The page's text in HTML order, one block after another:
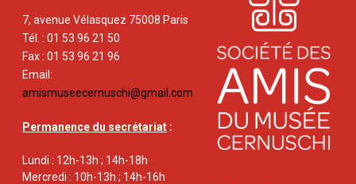
7, avenue Vélasquez 75008 Paris
Tél. : 01 53 96 21 50
Fax : 01 53 96 21 96
Email:
amismuseecernuschi@gmail.com
Permanence du secrétariat :
Lundi : 12h-13h ; 14h-18h
Mercredi : 10h-13h ; 14h-16h